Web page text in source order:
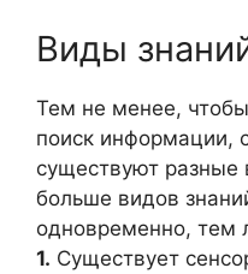
Виды
Тем не менее,
поиск информации,
существуют
больше видов
одновременно, тем
1. Существует